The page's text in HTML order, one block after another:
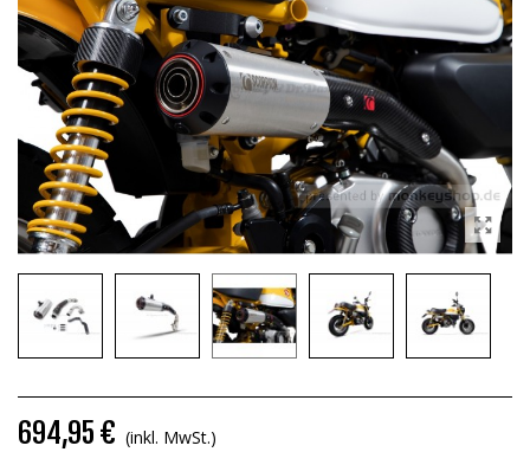
694,95 € (inkl. MwSt.)